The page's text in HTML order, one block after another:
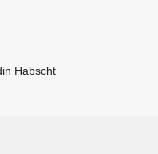
Habscht